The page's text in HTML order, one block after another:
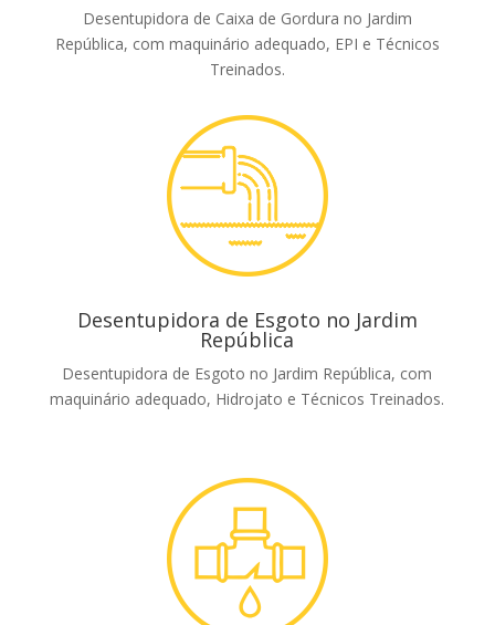
Desentupidora de Caixa de Gordura no Jardim
República, com maquinário adequado, EPI e Técnicos
Treinados.
Desentupidora de Esgoto no Jardim
República
Desentupidora de Esgoto no Jardim República, com
maquinário adequado, Hidrojato e Técnicos Treinados.